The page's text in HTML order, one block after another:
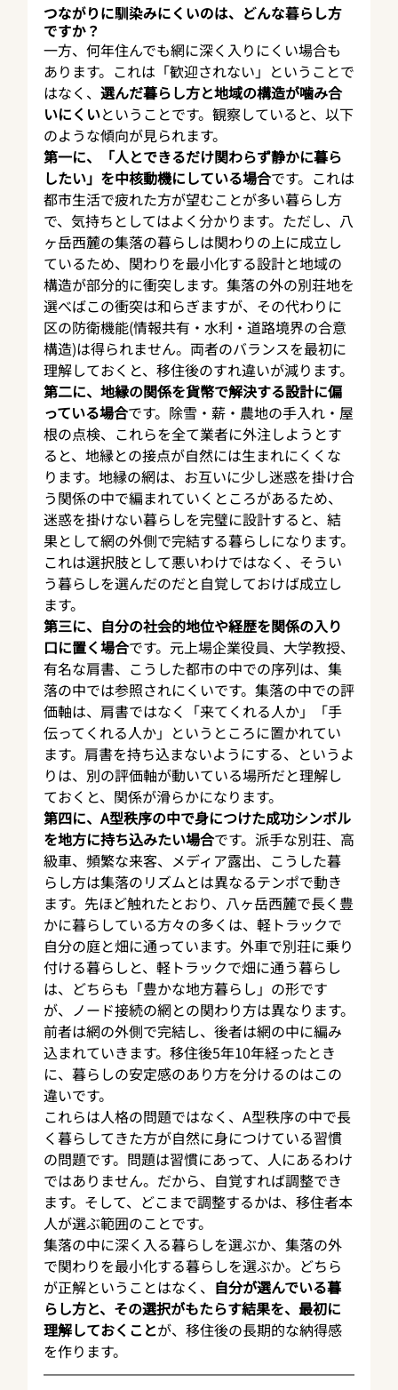
つながりに馴染みにくいのは、どんな暮らし方
ですか？
一方、何年住んでも網に深く入りにくい場合も
あります。これは「歓迎されない」ということで
はなく、 選んだ暮らし方と地域の構造が噛み合
いにくいということです。観察していると、以下
のような傾向が見られます。
第一に、「人とできるだけ関わらず静かに暮ら
したい」を中核動機にしている場合です。これは
都市生活で疲れた方が望むことが多い暮らし方
で、気持ちとしてはよく分かります。ただし、八
ヶ岳西麓の集落の暮らしは関わりの上に成立し
ているため、関わりを最小化する設計と地域の
構造が部分的に衝突します。集落の外の別荘地を
選べばこの衝突は和らぎますが、その代わりに
区の防衛機能(情報共有・水利・道路境界の合意
構造)は得られません。両者のバランスを最初に
理解しておくと、移住後のすれ違いが減ります。
第二に、地縁の関係を貨幣で解決する設計に偏
っている場合です。除雪・薪・農地の手入れ・屋
根の点検、これらを全て業者に外注しようとす
ると、地縁との接点が自然には生まれにくくな
ります。地縁の網は、お互いに少し迷惑を掛け合
う関係の中で編まれていくところがあるため、
迷惑を掛けない暮らしを完璧に設計すると、結
果として網の外側で完結する暮らしになります。
これは選択肢として悪いわけではなく、そうい
う暮らしを選んだのだと自覚しておけば成立し
ます。
第三に、自分の社会的地位や経歴を関係の入り
口に置く場合です。元上場企業役員、大学教授、
有名な肩書、こうした都市の中での序列は、集
落の中では参照されにくいです。集落の中での評
価軸は、肩書ではなく「来てくれる人か」「手
伝ってくれる人か」というところに置かれてい
ます。肩書を持ち込まないようにする、というよ
りは、別の評価軸が動いている場所だと理解し
ておくと、関係が滑らかになります。
第四に、A型秩序の中で身につけた成功シンボル
を地方に持ち込みたい場合です。派手な別荘、高
級車、頻繁な来客、メディア露出、こうした暮
らし方は集落のリズムとは異なるテンポで動き
ます。先ほど触れたとおり、八ヶ岳西麓で長く豊
かに暮らしている方々の多くは、軽トラックで
自分の庭と畑に通っています。外車で別荘に乗り
付ける暮らしと、軽トラックで畑に通う暮らし
は、どちらも「豊かな地方暮らし」の形です
が、ノード接続の網との関わり方は異なります。
前者は網の外側で完結し、後者は網の中に編み
込まれていきます。移住後5年10年経ったとき
に、暮らしの安定感のあり方を分けるのはこの
違いです。
これらは人格の問題ではなく、A型秩序の中で長
く暮らしてきた方が自然に身につけている習慣
の問題です。問題は習慣にあって、人にあるわけ
ではありません。だから、自覚すれば調整でき
ます。そして、どこまで調整するかは、移住者本
人が選ぶ範囲のことです。
集落の中に深く入る暮らしを選ぶか、集落の外
で関わりを最小化する暮らしを選ぶか。どちら
が正解ということはなく、 自分が選んでいる暮
らし方と、その選択がもたらす結果を、最初に
理解しておくことが、移住後の長期的な納得感
を作ります。